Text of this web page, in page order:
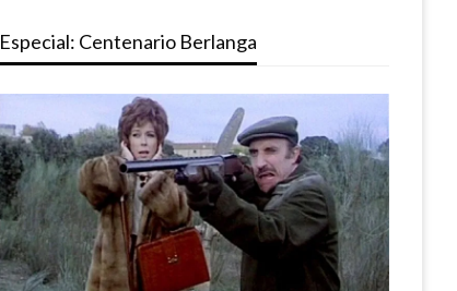
Especial: Centenario Berlanga